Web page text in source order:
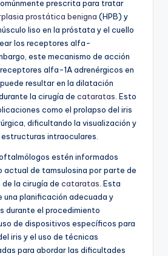
prescrita para tratar
prostática benigna (HPB) y
liso en la próstata y el cuello
los receptores alfa-
este mecanismo de acción
alfa-1A adrenérgicos en
resultar en la dilatación
la cirugía de cataratas . Esto
como el prolapso del iris
dificultando la visualización y
intraoculares.
estén informados
actual de tamsulosina por parte de
la cirugía de cataratas . Esta
una planificación adecuada y
durante el procedimiento
de dispositivos específicos para
iris y el uso de técnicas
para abordar las dificultades